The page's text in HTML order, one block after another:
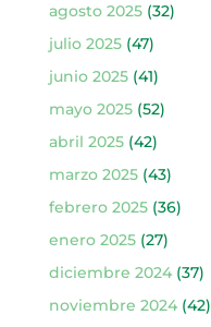
agosto 2025(32)
julio 2025(47)
junio 2025(41)
mayo 2025(52)
abril 2025(42)
marzo 2025(43)
febrero 2025(36)
enero 2025(27)
diciembre 2024(37)
noviembre 2024(42)